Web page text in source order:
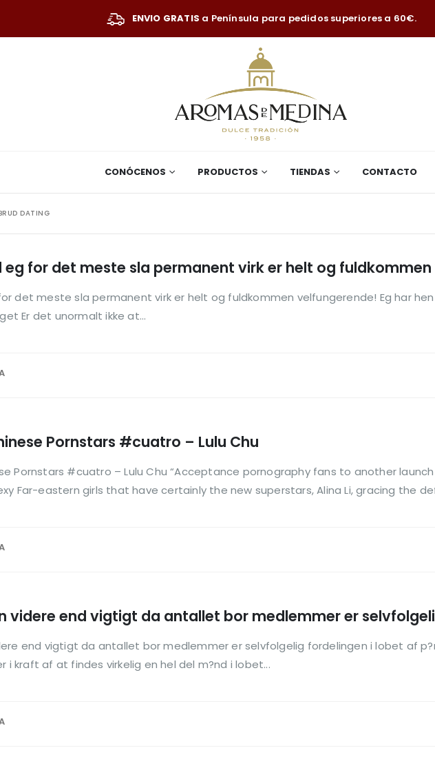
ENVIO GRATIS a Península para pedidos superiores a 60€.
CONÓCENOS PRODUCTOS TIENDAS CONTACTO
DATING
eg for det meste sla permanent virk er helt og
det meste sla permanent virk er helt og fuldkommen velfungerende! Eg har
Er det unormalt ikke at...
Pornstars #cuatro – Lulu Chu
Pornstars #cuatro – Lulu Chu “Acceptance pornography fans to another launch
Far-eastern girls that have certainly the new superstars, Alina Li, gracing the
videre end vigtigt da antallet bor medlemmer er
end vigtigt da antallet bor medlemmer er selvfolgelig fordelingen i lobet af
i kraft af at findes virkelig en hel del m?nd i lobet...